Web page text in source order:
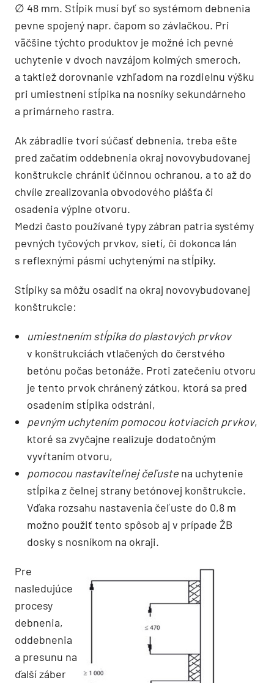
∅ 48 mm. Stĺpik musí byť so systémom debnenia
pevne spojený napr. čapom so závlačkou. Pri
väčšine týchto produktov je možné ich pevné
uchytenie v dvoch navzájom kolmých smeroch,
a taktiež dorovnanie vzhľadom na rozdielnu výšku
pri umiestnení stĺpika na nosníky sekundárneho
a primárneho rastra.
Ak zábradlie tvorí súčasť debnenia, treba ešte
pred začatím oddebnenia okraj novovybudovanej
konštrukcie chrániť účinnou ochranou, a to až do
chvíle zrealizovania obvodového plášťa či
osadenia výplne otvoru.
Medzi často používané typy zábran patria systémy
pevných tyčových prvkov, sietí, či dokonca lán
s reflexnými pásmi uchytenými na stĺpiky.
Stĺpiky sa môžu osadiť na okraj novovybudovanej
konštrukcie:
umiestnením stĺpika do plastových prvkov
v konštrukciách vtlačených do čerstvého
betónu počas betonáže. Proti zatečeniu otvoru
je tento prvok chránený zátkou, ktorá sa pred
osadením stĺpika odstráni,
pevným uchytením pomocou kotviacich prvkov,
ktoré sa zvyčajne realizuje dodatočným
vyvŕtaním otvoru,
pomocou nastaviteľnej čeľuste na uchytenie
stĺpika z čelnej strany betónovej konštrukcie.
Vďaka rozsahu nastavenia čeľuste do 0,8 m
možno použiť tento spôsob aj v prípade ŽB
dosky s nosníkom na okraji.
Pre
nasledujúce
procesy
debnenia,
oddebnenia
a presunu na
ďalší záber